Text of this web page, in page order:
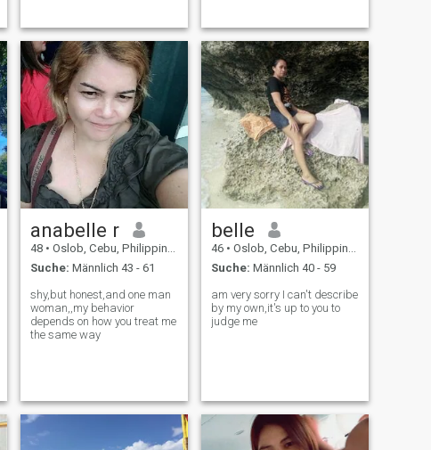
anabelle r
48 • Oslob, Cebu, Philippinen
Suche: Männlich 43 - 61
shy,but honest,and one man
woman,,my behavior
depends on how you treat me
the same way
belle
46 • Oslob, Cebu, Philippinen
Suche: Männlich 40 - 59
am very sorry I can't describe
by my own,it's up to you to
judge me